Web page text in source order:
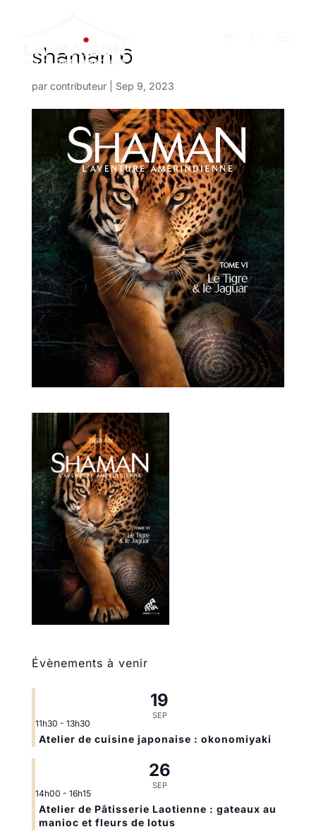
shaman 6
par contributeur| Sep 9, 2023
Évènements à venir
19
SEP
11h30 - 13h30
Atelier de cuisine japonaise : okonomiyaki
26
SEP
14h00 - 16h15
Atelier de Pâtisserie Laotienne : gateaux au
manioc et fleurs de lotus